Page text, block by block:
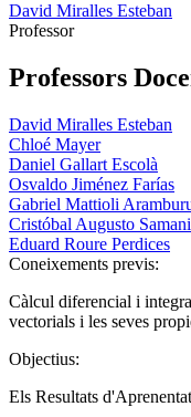
David Miralles Esteban
Professor
Professors
David Miralles Esteban
Chloé Mayer
Daniel Gallart Escolà
Osvaldo Jiménez Farías
Gabriel Mattioli
Cristóbal Augusto
Eduard Roure Perdices
Coneixements previs:
Càlcul diferencial i
vectorials i les seves
Objectius:
Els Resultats